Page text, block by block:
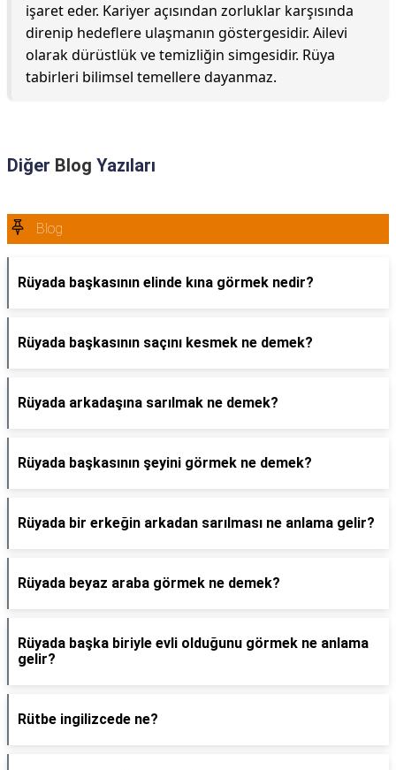
işaret eder. Kariyer açısından zorluklar karşısında
direnip hedeflere ulaşmanın göstergesidir. Ailevi
olarak dürüstlük ve temizliğin simgesidir. Rüya
tabirleri bilimsel temellere dayanmaz.
Diğer Blog Yazıları
Blog
Rüyada başkasının elinde kına görmek nedir?
Rüyada başkasının saçını kesmek ne demek?
Rüyada arkadaşına sarılmak ne demek?
Rüyada başkasının şeyini görmek ne demek?
Rüyada bir erkeğin arkadan sarılması ne anlama gelir?
Rüyada beyaz araba görmek ne demek?
Rüyada başka biriyle evli olduğunu görmek ne anlama
gelir?
Rütbe ingilizcede ne?